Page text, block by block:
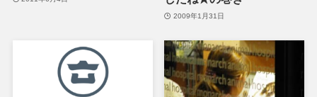
2009年1月31日